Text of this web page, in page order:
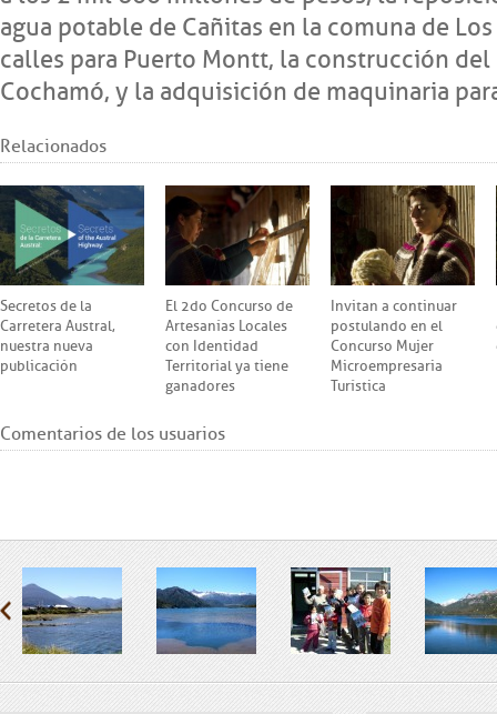
agua potable de Cañitas en la comuna de
calles para Puerto Montt, la construcción del
Cochamó, y la adquisición de maquinaria
Relacionados
Secretos de la
Carretera Austral,
nuestra nueva
publicación
El 2do Concurso de
Artesanías Locales
con Identidad
Territorial ya tiene
ganadores
Invitan a continuar
postulando en el
Concurso Mujer
Microempresaria
Turística
Comentarios de los usuarios